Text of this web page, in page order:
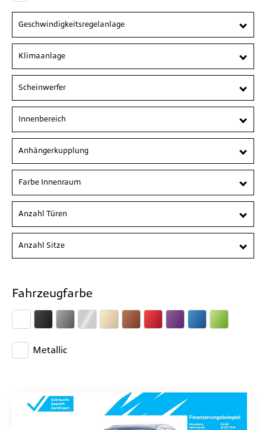
Geschwindigkeitsregelanlage
Klimaanlage
Scheinwerfer
Innenbereich
Anhängerkupplung
Farbe Innenraum
Anzahl Türen
Anzahl Sitze
Fahrzeugfarbe
Metallic